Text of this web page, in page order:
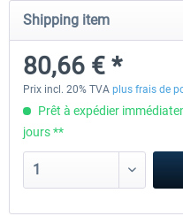
Shipping item
80,66 € *
Prix incl. 20% TVA plus frais de
Prêt à expédier
jours **